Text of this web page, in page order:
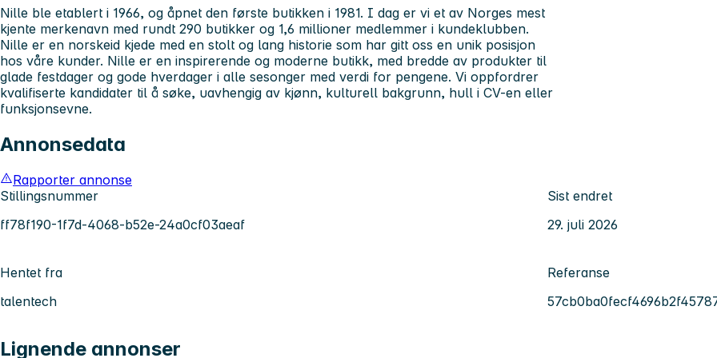
Nille ble etablert i 1966, og åpnet den første butikken i 1981. I dag er vi et av Norges mest
kjente merkenavn med rundt 290 butikker og 1,6 millioner medlemmer i kundeklubben.
Nille er en norskeid kjede med en stolt og lang historie som har gitt oss en unik posisjon
hos våre kunder. Nille er en inspirerende og moderne butikk, med bredde av produkter til
glade festdager og gode hverdager i alle sesonger med verdi for pengene. Vi oppfordrer
kvalifiserte kandidater til å søke, uavhengig av kjønn, kulturell bakgrunn, hull i CV-en eller
funksjonsevne.
Annonsedata
Rapporter annonse
Stillingsnummer
ff78f190-1f7d-4068-b52e-24a0cf03aeaf
Sist endret
29. juli 2026
Hentet fra
talentech
Referanse
Lignende annonser